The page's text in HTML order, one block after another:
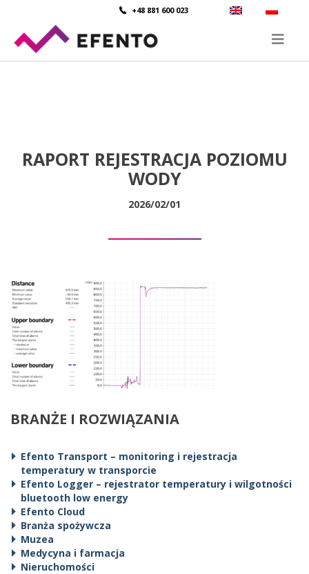
+48 881 600 023
RAPORT REJESTRACJA POZIOMU
WODY
2026/02/01
BRANŻE I ROZWIĄZANIA
Efento Transport – monitoring i rejestracja
temperatury w transporcie
Efento Logger – rejestrator temperatury i wilgotności
bluetooth low energy
Efento Cloud
Branża spożywcza
Muzea
Medycyna i farmacja
Nieruchomości